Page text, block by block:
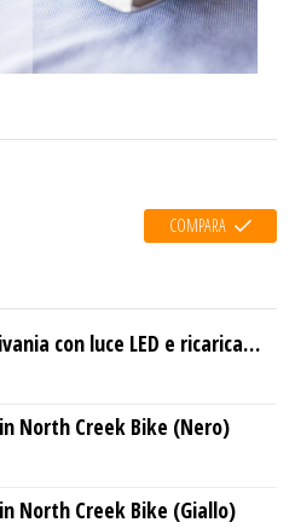
COMPARA
con luce LED e ricarica
North Creek Bike (Nero)
North Creek Bike (Giallo)